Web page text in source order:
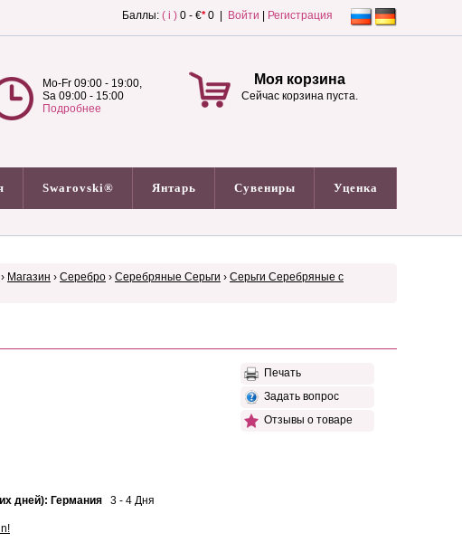
Баллы: ( i ) 0 - €*0 | Войти Регистрация
Mo-Fr 09:00 - 19:00,
Sa 09:00 - 15:00
Подробнее
Моя корзина
Сейчас корзина пуста.
Swarovski® Янтарь Сувениры Уценка
› Магазин › Серебро › Серебряные Серьги › Серьги Серебряные с
дней): Германия 3 - 4 Дня
Печать
Задать вопрос
Отзывы о товаре